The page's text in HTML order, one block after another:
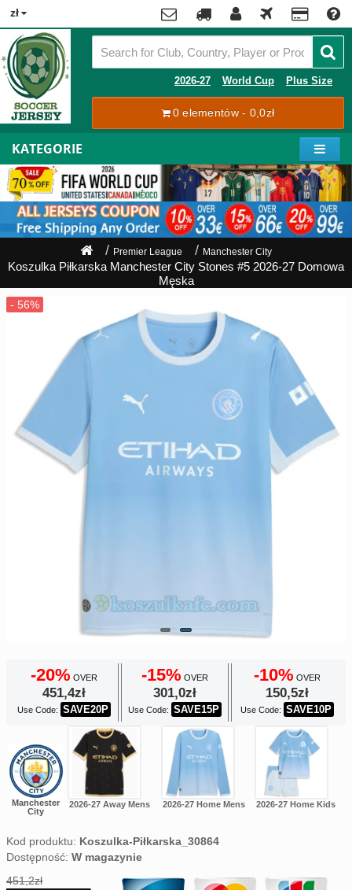
zł
Contact
Tracking
Moje
konto
Rejestracja
się
Shipping
Koszyk
Zamówienie
2026-27 World Cup Plus Size
0 elementów - 0,0zł
x
KATEGORIE
Premier
League
La
Liga
Bundesliga
Serie
A
Ligue
1
Pilkarze
Mistrzostwa
Świata
Europe
CONMEBOL
Other
Teams
Premier League Manchester City
Koszulka Piłkarska Manchester City Stones #5 2026-27 Domowa
Męska
-20% OVER
451,4zł
Use Code: SAVE20P
-15% OVER
301,0zł
Use Code: SAVE15P
-10% OVER
150,5zł
Use Code: SAVE10P
Manchester
City
2026-27 Away Mens 2026-27 Home Mens 2026-27 Home Kids
Kod produktu: Koszulka-Piłkarska_30864
Dostępność: W magazynie
451,2zł